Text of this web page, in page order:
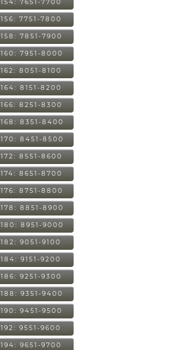
154: 7651-7700
156: 7751-7800
158: 7851-7900
160: 7951-8000
162: 8051-8100
164: 8151-8200
166: 8251-8300
168: 8351-8400
170: 8451-8500
172: 8551-8600
174: 8651-8700
176: 8751-8800
178: 8851-8900
180: 8951-9000
182: 9051-9100
184: 9151-9200
186: 9251-9300
188: 9351-9400
190: 9451-9500
192: 9551-9600
194: 9651-9700